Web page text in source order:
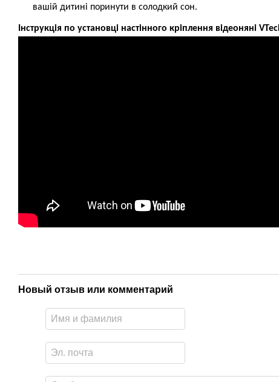
вашій дитині поринути в солодкий сон.
Інструкція по установці настінного кріплення відеоняні
Новый отзыв или комментарий